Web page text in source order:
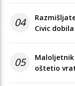
04
Civic
05
oštetio